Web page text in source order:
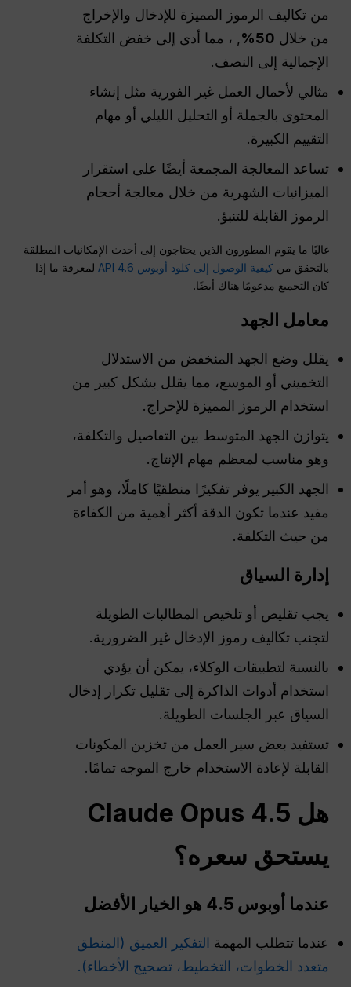
من تكاليف الرموز المميزة للإدخال والإخراج
من خلال 50%
, ، مما أدى إلى خفض التكلفة
الإجمالية إلى النصف.
مثالي لأحمال العمل غير الفورية مثل إنشاء
المحتوى بالجملة أو التحليل الليلي أو مهام
التقييم الكبيرة.
تساعد المعالجة المجمعة أيضًا على استقرار
الميزانيات الشهرية من خلال معالجة أحجام
الرموز القابلة للتنبؤ.
غالبًا ما يقوم المطورون الذين يحتاجون إلى أحدث الإمكانيات المطلقة
بالتحقق منكيفية الوصول إلى كلود أوبوس 4.6 API
لمعرفة ما إذا
كان التجميع مدعومًا هناك أيضًا.
معامل الجهد
يقلل وضع الجهد المنخفض من الاستدلال
التخميني أو الموسع، مما يقلل بشكل كبير من
استخدام الرموز المميزة للإخراج.
يتوازن الجهد المتوسط بين التفاصيل والتكلفة،
وهو مناسب لمعظم مهام الإنتاج.
الجهد الكبير يوفر تفكيرًا منطقيًا كاملًا، وهو أمر
مفيد عندما تكون الدقة أكثر أهمية من الكفاءة
من حيث التكلفة.
إدارة السياق
يجب تقليص أو تلخيص المطالبات الطويلة
لتجنب تكاليف رموز الإدخال غير الضرورية.
بالنسبة لتطبيقات الوكلاء، يمكن أن يؤدي
استخدام أدوات الذاكرة إلى تقليل تكرار إدخال
السياق عبر الجلسات الطويلة.
تستفيد بعض سير العمل من تخزين المكونات
القابلة لإعادة الاستخدام خارج الموجه تمامًا.
هل Claude Opus 4.5
يستحق سعره؟
عندما أوبوس 4.5 هو الخيار الأفضل
عندما تتطلب المهمة التفكير العميق (المنطق
متعدد الخطوات، التخطيط، تصحيح الأخطاء).